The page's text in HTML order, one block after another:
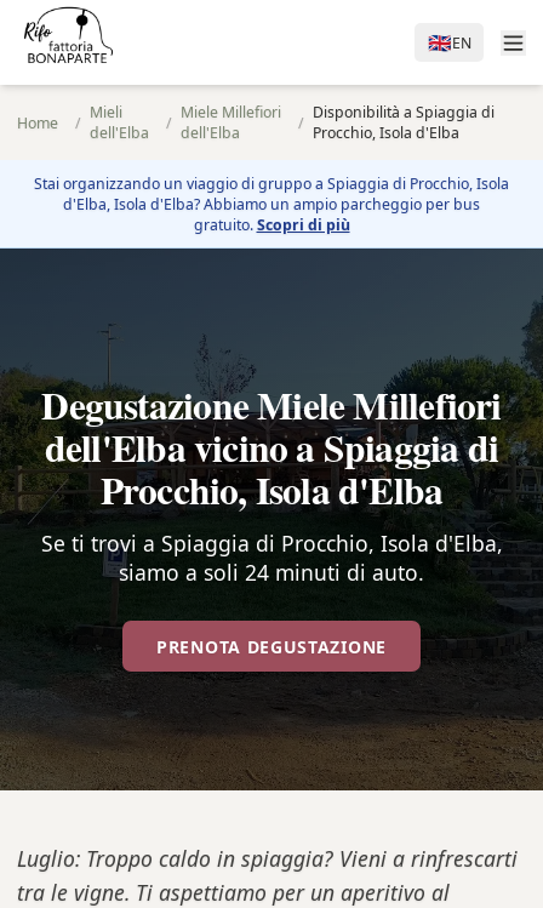
🇬🇧EN
Home / Mieli
dell'Elba
/ Miele Millefiori
dell'Elba
/ Disponibilità a Spiaggia di
Procchio, Isola d'Elba
Stai organizzando un viaggio di gruppo a Spiaggia di Procchio, Isola
d'Elba, Isola d'Elba? Abbiamo un ampio parcheggio per bus
gratuito. Scopri di più
Degustazione Miele Millefiori
dell'Elba vicino a Spiaggia di
Procchio, Isola d'Elba
Se ti trovi a Spiaggia di Procchio, Isola d'Elba,
siamo a soli 24 minuti di auto.
PRENOTA DEGUSTAZIONE
Luglio: Troppo caldo in spiaggia? Vieni a rinfrescarti
tra le vigne. Ti aspettiamo per un aperitivo al